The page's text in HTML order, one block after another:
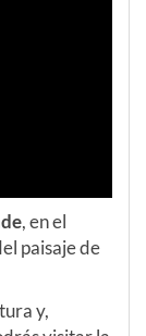
, en el
paisaje de
y,